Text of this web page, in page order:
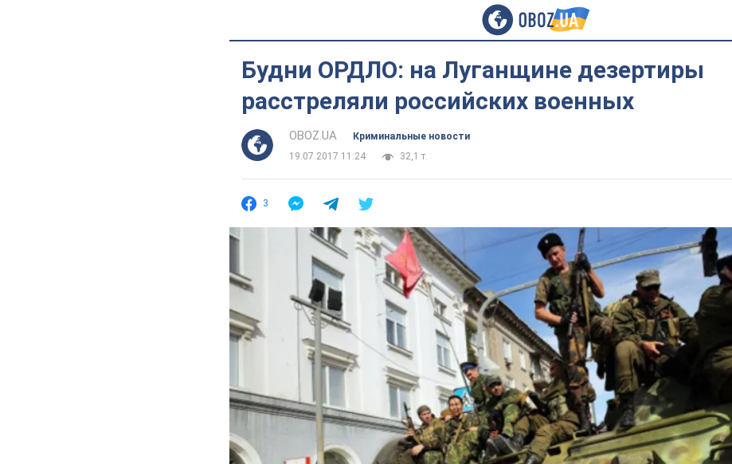
Будни ОРДЛО: на Луганщине дезертиры
расстреляли российских военных
OBOZ.UA
Криминальные новости
19.07.2017 11:24
32,1 т.
3